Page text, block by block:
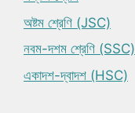
অষ্টম শ্রেণি (JSC)
নবম-দশম শ্রেণি (SSC)
একাদশ-দ্বাদশ (HSC)